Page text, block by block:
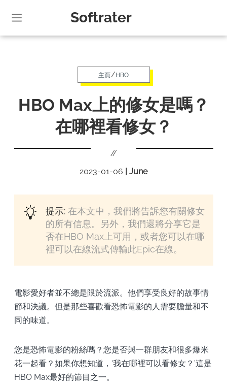
Softrater
主頁/HBO
HBO Max上的修女是嗎？
在哪裡看修女？
//
2023-01-06 | June
提示:在本文中，我們將告訴您有關修女
的所有信息。另外，我們還將分享它是
否在HBO Max上可用，或者您可以在哪
裡可以在線流式傳輸此Epic在線。
電影愛好者並不總是限於流派。他們享受良好的故事情
節和決議。但是那些喜歡看恐怖電影的人需要膽量和不
同的味道。
您是恐怖電影的粉絲嗎？您是否與一群朋友和很多爆米
花一起看？如果你想知道，‘我在哪裡可以看修女？’這是
HBO Max最好的節目之一。